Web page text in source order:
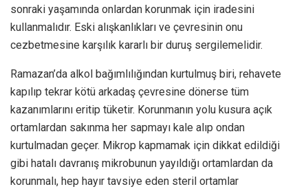
sonraki yaşamında onlardan korunmak için iradesini
kullanmalıdır. Eski alışkanlıkları ve çevresinin onu
cezbetmesine karşılık kararlı bir duruş sergilemelidir.
Ramazan’da alkol bağımlılığından kurtulmuş biri, rehavete
kapılıp tekrar kötü arkadaş çevresine dönerse tüm
kazanımlarını eritip tüketir. Korunmanın yolu kusura açık
ortamlardan sakınma her sapmayı kale alıp ondan
kurtulmadan geçer. Mikrop kapmamak için dikkat edildiği
gibi hatalı davranış mikrobunun yayıldığı ortamlardan da
korunmalı, hep hayır tavsiye eden steril ortamlar